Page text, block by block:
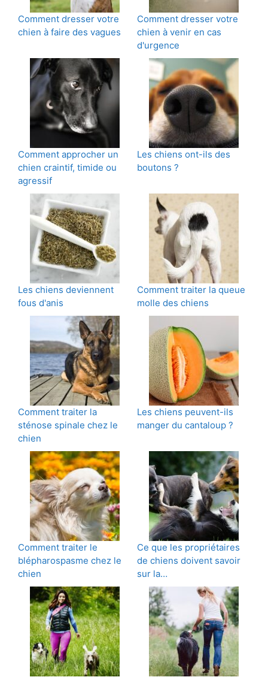
Comment dresser votre
chien à faire des vagues
Comment dresser votre
chien à venir en cas
d'urgence
Comment approcher un
chien craintif, timide ou
agressif
Les chiens ont-ils des
boutons ?
Les chiens deviennent
fous d'anis
Comment traiter la queue
molle des chiens
Comment traiter la
sténose spinale chez le
chien
Les chiens peuvent-ils
manger du cantaloup ?
Comment traiter le
blépharospasme chez le
chien
Ce que les propriétaires
de chiens doivent savoir
sur la…